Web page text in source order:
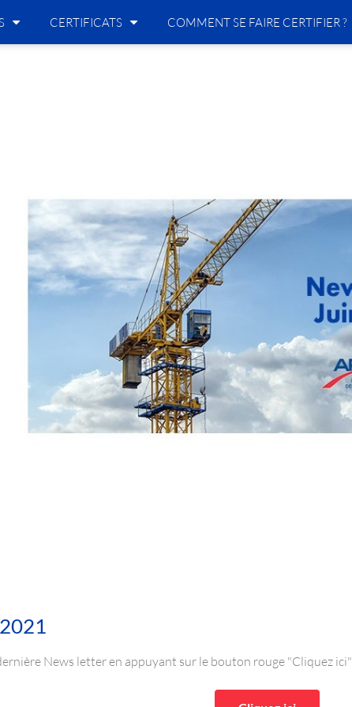
CERTIFICATS COMMENT SE FAIRE CERTIFIER ?
News letter en appuyant sur le bouton rouge "Cliquez ici"